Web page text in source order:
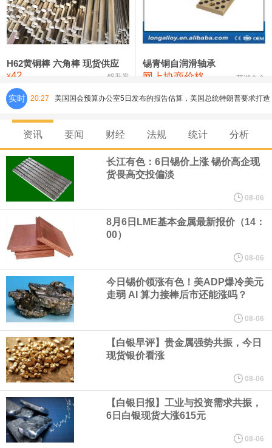
铸造铝合金锭(ZLD104) 24,100—24,300 24,200
压铸锌合金锭 26,250—26,450
氯化镍 38,300—40,300 39,300 0
H62黄铜棒 六角棒 现货供应
¥42 锦升发
锡青铜自润滑轴承
网上协商价格 芜湖合金
实时 20:27 美国国会预算办公室5日发布的报告估算，美国总统特朗普要求打造
的海军全新核动力“黄金舰队”可能需要在今后数十年间支出约2750
亿美元。其中，首艘“特朗普级”战列舰“无畏”号预估造价比原来至少
高50%。
芝加哥期权交易所全球市场公司（CBOE GLOBAL MARKETS
INC）：CBOE 欧洲清算所将于 8 月 24 日起，将证券融资交易清算
业务拓展至固定收益品类。
周四，亚洲科技股下跌，跟随隔夜交易中回调的美国同行，凸显了
全球科技股波动性的加剧。 日本市场中，软银股价收盘下跌4.4%，
芯片设备制造商东京电子股价下跌近6%，日本存储芯片制造商铠侠
股价下跌超过10%。
WPP股价料创1992年以来最大单日涨幅，上涨25%至11个月高位。
资讯 要闻 财经 法规 统计 分析
长江有色：6日锡价上涨 锡价高企现
货畏高交投偏淡
08-06
8月6日LME基本金属最新报价（14：
00）
08-06
今日锡价领涨有色！美ADP爆冷美元
走弱 AI 算力接棒后市还能涨吗？
08-06
【白银早评】贵金属强势共振，今日
现货银价看涨
08-06
【白银日报】工业与投资需求共振，
6日白银现货大涨615元
08-06